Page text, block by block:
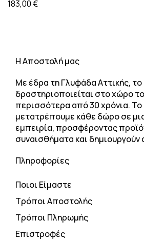
183,00€
H Αποστολή μας
Με έδρα τη Γλυφάδα Αττικής,
δραστηριοποιείται στο χώρο
περισσότερα από 30 χρόνια. Το
μετατρέπουμε κάθε δώρο σε
εμπειρία, προσφέροντας
συναισθήματα και δημιουργούν
Πληροφορίες
Ποιοι Είμαστε
Τρόποι Αποστολής
Τρόποι Πληρωμής
Επιστροφές